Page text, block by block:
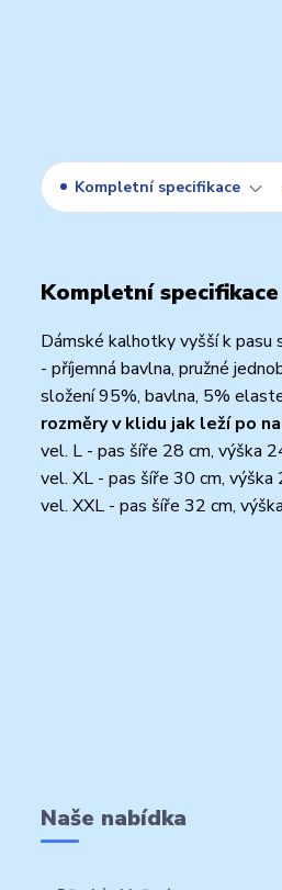
Kompletní specifikace
Kompletní specifikace
Dámské kalhotky vyšší k pasu
- příjemná bavlna, pružné
složení 95%, bavlna, 5%
rozměry v klidu jak leží po
vel. L - pas šíře 28 cm, výška
vel. XL - pas šíře 30 cm, výška
vel. XXL - pas šíře 32 cm,
Naše nabídka